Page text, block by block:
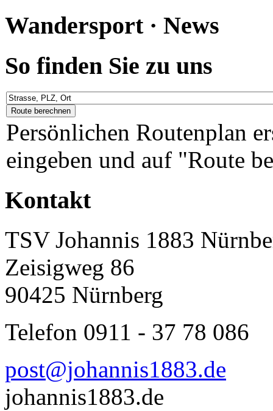
Wandersport · News
So finden Sie zu uns
Persönlichen Routenplan
eingeben und auf "Route
Kontakt
TSV Johannis 1883
Zeisigweg 86
90425 Nürnberg
Telefon 0911 - 37 78 086
post@johannis1883.de
johannis1883.de